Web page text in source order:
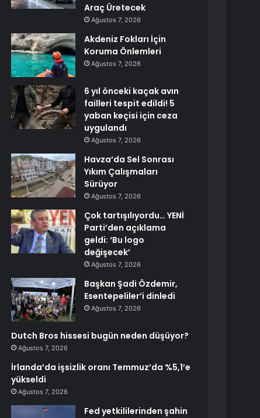
Araç Üretecek
Ağustos 7, 2026
Akdeniz Fokları İçin
Koruma Önlemleri
Ağustos 7, 2026
6 yıl önceki kaçak avın
failleri tespit edildi! 5
yaban keçisi için ceza
uygulandı
Ağustos 7, 2026
Havza’da Sel Sonrası
Yıkım Çalışmaları
Sürüyor
Ağustos 7, 2026
Çok tartışılıyordu… YENİ
Parti’den açıklama
geldi: ‘Bu logo
değişecek’
Ağustos 7, 2026
Başkan Şadi Özdemir,
Esentepeliler’i dinledi
Ağustos 7, 2026
Dutch Bros hissesi bugün neden düşüyor?
Ağustos 7, 2026
İrlanda’da işsizlik oranı Temmuz’da %5,1’e
yükseldi
Ağustos 7, 2026
Fed yetkililerinden şahin